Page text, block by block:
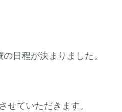
日程が決まりました。
せていただきます。